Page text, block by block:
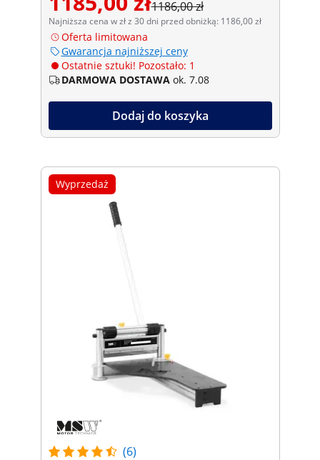
1186,00 zł
Najniższa cena w zł z 30 dni przed obniżką: 1186,00 zł
Oferta limitowana
Gwarancja najniższej ceny
Ostatnie sztuki! Pozostało: 1
DARMOWA DOSTAWA ok. 7.08
Dodaj do koszyka
Wyprzedaż
(6)